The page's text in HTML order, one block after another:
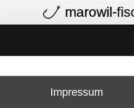
marowil-
Impressum